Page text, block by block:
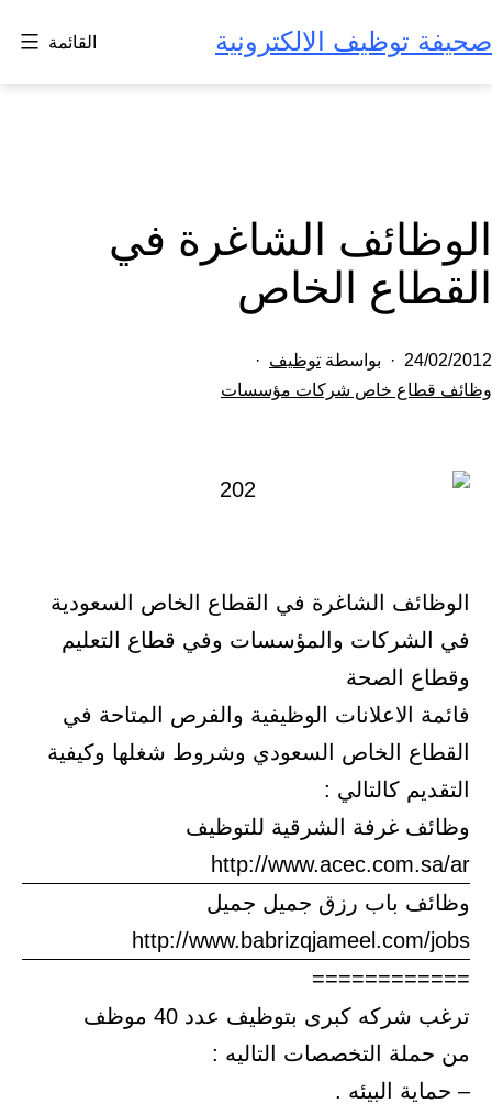
إلى
المحتوى
صحيفة توظيف الالكترونية القائمة
الوظائف الشاغرة في
القطاع الخاص
تم
النشر
24/02/2012 بواسطة توظيف
مصنف
وظائف قطاع خاص شركات مؤسسات
الوظائف الشاغرة في القطاع الخاص السعودية
في الشركات والمؤسسات وفي قطاع التعليم
وقطاع الصحة
فائمة الاعلانات الوظيفية والفرص المتاحة في
القطاع الخاص السعودي وشروط شغلها وكيفية
التقديم كالتالي :
وظائف غرفة الشرقية للتوظيف
http://www.acec.com.sa/ar
وظائف باب رزق جميل جميل
http://www.babrizqjameel.com/jobs
============
ترغب شركه كبرى بتوظيف عدد 40 موظف
من حملة التخصصات التاليه :
– حماية البيئه .